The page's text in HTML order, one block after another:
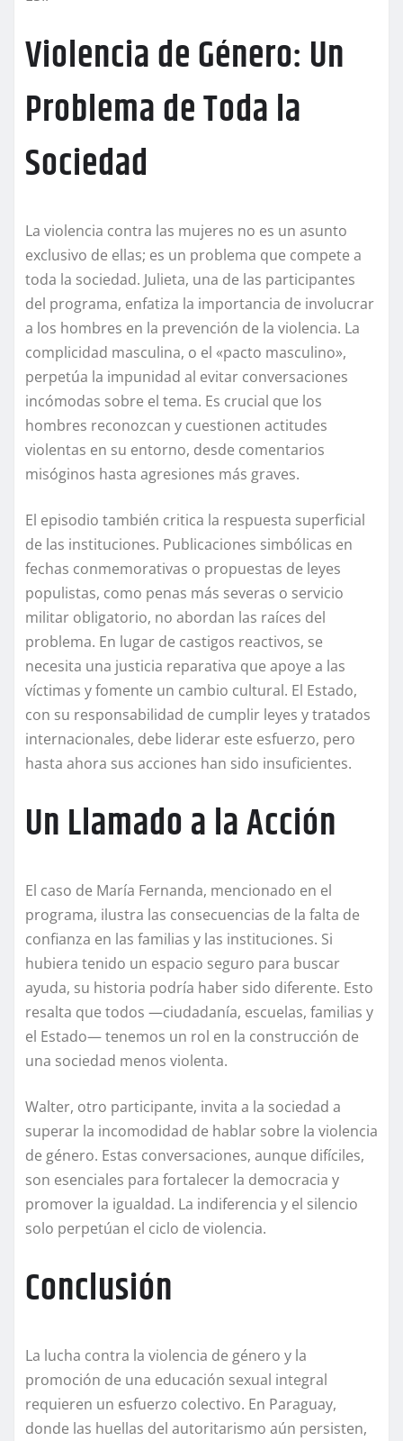
Violencia de Género: Un
Problema de Toda la
Sociedad
La violencia contra las mujeres no es un asunto
exclusivo de ellas; es un problema que compete a
toda la sociedad. Julieta, una de las participantes
del programa, enfatiza la importancia de involucrar
a los hombres en la prevención de la violencia. La
complicidad masculina, o el «pacto masculino»,
perpetúa la impunidad al evitar conversaciones
incómodas sobre el tema. Es crucial que los
hombres reconozcan y cuestionen actitudes
violentas en su entorno, desde comentarios
misóginos hasta agresiones más graves.
El episodio también critica la respuesta superficial
de las instituciones. Publicaciones simbólicas en
fechas conmemorativas o propuestas de leyes
populistas, como penas más severas o servicio
militar obligatorio, no abordan las raíces del
problema. En lugar de castigos reactivos, se
necesita una justicia reparativa que apoye a las
víctimas y fomente un cambio cultural. El Estado,
con su responsabilidad de cumplir leyes y tratados
internacionales, debe liderar este esfuerzo, pero
hasta ahora sus acciones han sido insuficientes.
Un Llamado a la Acción
El caso de María Fernanda, mencionado en el
programa, ilustra las consecuencias de la falta de
confianza en las familias y las instituciones. Si
hubiera tenido un espacio seguro para buscar
ayuda, su historia podría haber sido diferente. Esto
resalta que todos —ciudadanía, escuelas, familias y
el Estado— tenemos un rol en la construcción de
una sociedad menos violenta.
Walter, otro participante, invita a la sociedad a
superar la incomodidad de hablar sobre la violencia
de género. Estas conversaciones, aunque difíciles,
son esenciales para fortalecer la democracia y
promover la igualdad. La indiferencia y el silencio
solo perpetúan el ciclo de violencia.
Conclusión
La lucha contra la violencia de género y la
promoción de una educación sexual integral
requieren un esfuerzo colectivo. En Paraguay,
donde las huellas del autoritarismo aún persisten,